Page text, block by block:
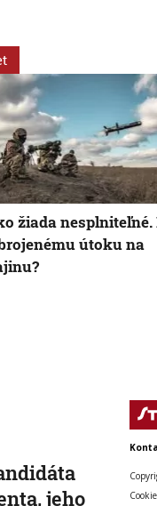
žiada nesplniteľné.
útoku na
jeho